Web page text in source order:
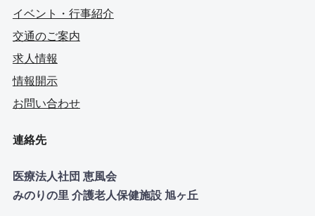
イベント・行事紹介
交通のご案内
求人情報
情報開示
お問い合わせ
連絡先
医療法人社団 恵風会
みのりの里 介護老人保健施設 旭ヶ丘